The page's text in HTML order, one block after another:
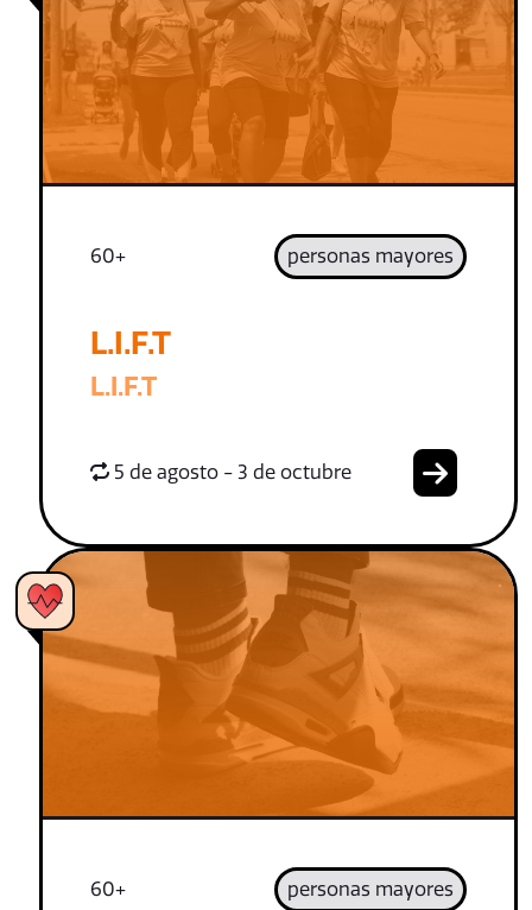
60+ personas mayores
L.I.F.T
L.I.F.T
5 de agosto - 3 de octubre
60+ personas mayores